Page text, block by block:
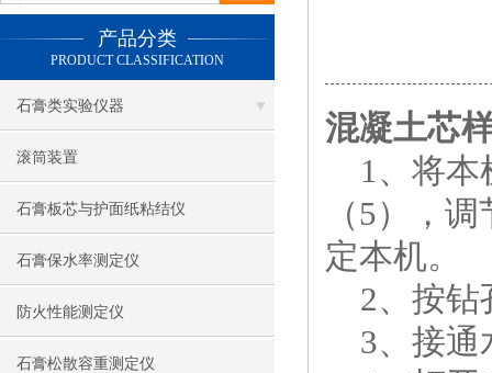
产品分类
PRODUCT CLASSIFICATION
石膏类实验仪器
滚筒装置
石膏板芯与护面纸粘结仪
石膏保水率测定仪
防火性能测定仪
石膏松散容重测定仪
混凝土芯
1、将本
（5），
定本机。
2、按钻
3、接通